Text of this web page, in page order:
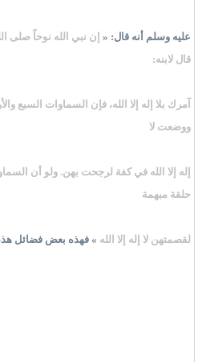
عليه وسلم أنه قال: « إن نبي الله نوحاً صلى
قال لابنه:
آمرك بلا إله إلا الله، فإن السماوات السبع
ووضعت لا
إله إلا الله في كفة لرجحت بهن. ولو أن
حلقة مبهمة
لقصمتهن لا إله إلا الله » فهذه بعض فضائل